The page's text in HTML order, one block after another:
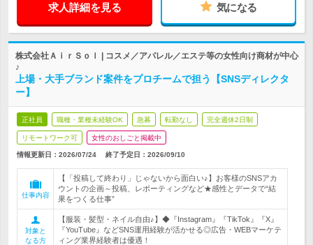
求人詳細を見る 気になる
株式会社ＡｉｒＳｏｌ | コスメ／アパレル／エステ等の女性向け商材が中心
♪
上場・大手ブランド案件をプロチームで担う【SNSディレクタ
ー】
正社員 職種・業種未経験OK 急募 転勤なし 完全週休2日制
リモートワーク可 女性のおしごと掲載中
情報更新日：2026/07/24 終了予定日： 2026/09/10
仕事内容
【「投稿して終わり」じゃないから面白い♪】お客様のSNSアカ
ウントの企画～投稿、レポーティングなど★感性とデータで“結
果をつくる仕事”
対象と
なる方
【服装・髪型・ネイル自由♪】◆『Instagram』『TikTok』『X』
『YouTube』などSNS運用経験が活かせる◎広告・WEBマーケテ
ィング業界経験者は優遇！